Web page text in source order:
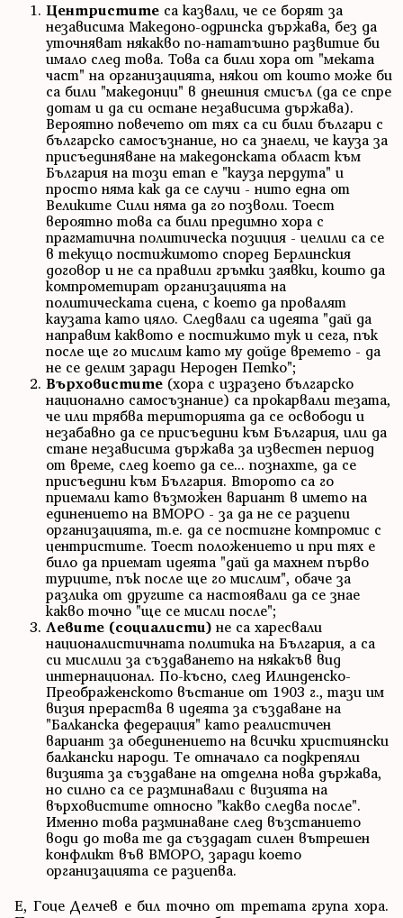
Центристите са казвали, че се борят за
независима Македоно-одринска държава, без да
уточняват някакво по-нататъшно развитие би
имало след това. Това са били хора от "меката
част" на организацията, някои от които може би
са били "македонци" в днешния смисъл (да се спре
дотам и да си остане независима държава).
Вероятно повечето от тях са си били българи с
българско самосъзнание, но са знаели, че кауза за
присъединяване на македонската област към
България на този етап е "кауза пердута" и
просто няма как да се случи - нито една от
Великите Сили няма да го позволи. Тоест
вероятно това са били предимно хора с
прагматична политическа позиция - целили са се
в текущо постижимото според Берлинския
договор и не са правили гръмки заявки, които да
компрометират организацията на
политическата сцена, с което да провалят
каузата като цяло. Следвали са идеята "дай да
направим каквото е постижимо тук и сега, пък
после ще го мислим като му дойде времето - да
не се делим заради Нероден Петко";
Върховистите (хора с изразено българско
национално самосъзнание) са прокарвали тезата,
че или трябва територията да се освободи и
незабавно да се присъедини към България, или да
стане независима държава за известен период
от време, след което да се... познахте, да се
присъедини към България. Второто са го
приемали като възможен вариант в името на
единението на ВМОРО - за да не се разцепи
организацията, т.е. да се постигне компромис с
центристите. Тоест положението и при тях е
било да приемат идеята "дай да махнем първо
турците, пък после ще го мислим", обаче за
разлика от другите са настоявали да се знае
какво точно "ще се мисли после";
Левите (социалисти) не са харесвали
националистичната политика на България, а са
си мислили за създаването на някакъв вид
интернационал. По-късно, след Илинденско-
Преображенското въстание от 1903 г., тази им
визия прераства в идеята за създаване на
"Балканска федерация" като реалистичен
вариант за обединението на всички християнски
балкански народи. Те отначало са подкрепяли
визията за създаване на отделна нова държава,
но силно са се разминавали с визията на
върховистите относно "какво следва после".
Именно това разминаване след възстанието
води до това те да създадат силен вътрешен
конфликт във ВМОРО, заради което
организацията се разцепва.
Е, Гоце Делчев е бил точно от третата група хора.